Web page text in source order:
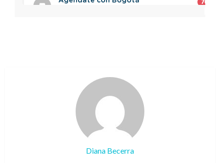
Diana Becerra